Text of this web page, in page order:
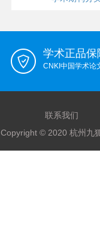
学术正品保
CNKI中国学术论
联系我们
Copyright © 2020 杭州九